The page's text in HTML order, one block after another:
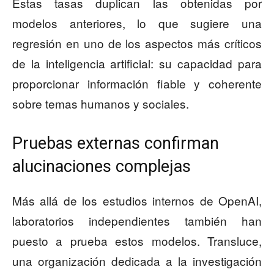
modelos anteriores, lo que sugiere una
regresión en uno de los aspectos más críticos
de la inteligencia artificial: su capacidad para
proporcionar información fiable y coherente
sobre temas humanos y sociales.
Pruebas externas confirman
alucinaciones complejas
Más allá de los estudios internos de OpenAI,
laboratorios independientes también han
puesto a prueba estos modelos. Transluce,
una organización dedicada a la investigación